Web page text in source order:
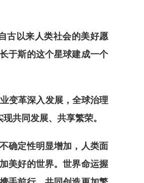
古以来人类社会的美好愿
于斯的这个星球建成一个
变革深入发展，全球治理
共同发展、共享繁荣。
确定性明显增加，人类面
美好的世界。世界命运握